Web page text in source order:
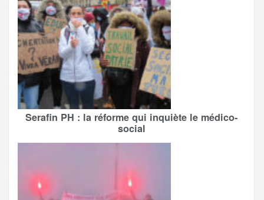
Serafin PH : la réforme qui inquiète le médico-
social